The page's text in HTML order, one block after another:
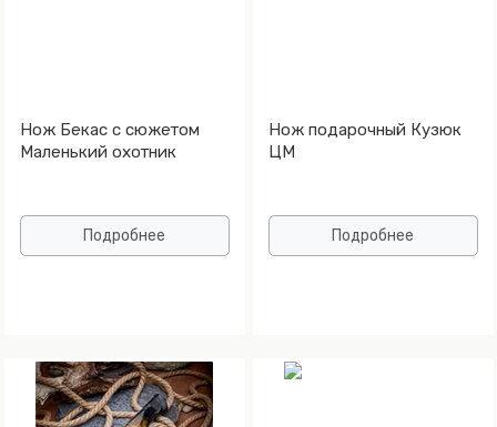
Нож Бекас с сюжетом
Маленький охотник
Подробнее
Нож подарочный Кузюк
ЦМ
Подробнее